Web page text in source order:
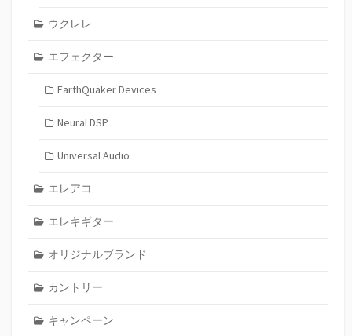
ウクレレ
エフェクター
EarthQuaker Devices
Neural DSP
Universal Audio
エレアコ
エレキギター
オリジナルブランド
カントリー
キャンペーン